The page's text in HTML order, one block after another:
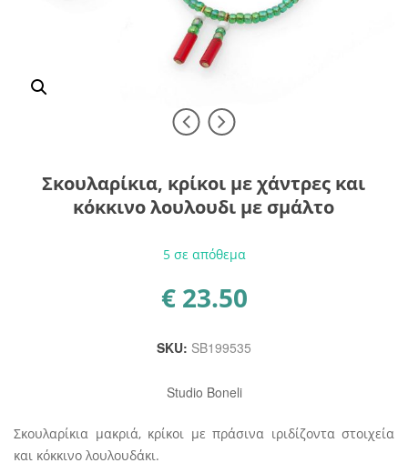
Σκουλαρίκια, κρίκοι με χάντρες και
κόκκινο λουλουδι με σμάλτο
5 σε απόθεμα
€23.50
SKU: SB199535
Studio Boneli
Σκουλαρίκια μακριά, κρίκοι με πράσινα ιριδίζοντα στοιχεία
και κόκκινο λουλουδάκι.